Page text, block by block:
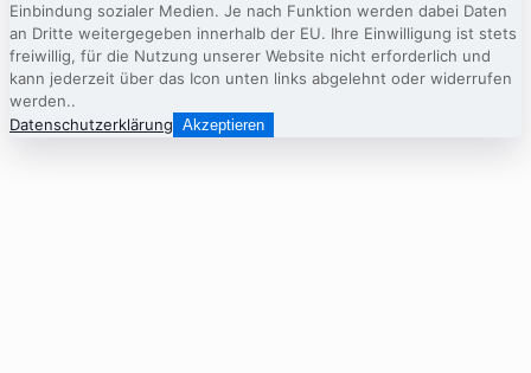
Einbindung sozialer Medien. Je nach Funktion werden dabei Daten
an Dritte weitergegeben innerhalb der EU. Ihre Einwilligung ist stets
freiwillig, für die Nutzung unserer Website nicht erforderlich und
kann jederzeit über das Icon unten links abgelehnt oder widerrufen
werden..
Datenschutzerklärung Akzeptieren